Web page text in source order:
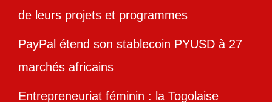
de leurs projets et programmes
PayPal étend son stablecoin PYUSD à 27
marchés africains
Entrepreneuriat féminin : la Togolaise